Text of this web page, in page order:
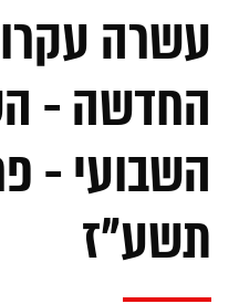
עשרה
החדשה -
השבועי -
תשע"ז